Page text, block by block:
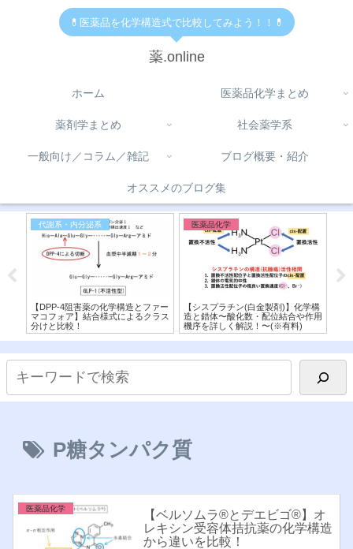
💊医薬品を化学構造式で比較してみよう！！💊
薬.online
ホーム 医薬品化学まとめ
薬剤学まとめ 社会薬学系
一般向け／コラム／雑記 ブログ概要・紹介
オススメのブログ集
代謝系・内分泌系
【DPP-4阻害薬の化学構造とファー
マコフォア】結合様式によるクラス
分けと比較！
医薬品化学
【シスプラチン(白金製剤)】化学構
造と錯体〜酸化数・配位結合や作用
機序を詳しく解説！〜(※有料)
P糖タンパク質
医薬品化学
【ベルソムラ®︎とデエビゴ®︎】オ
レキシン受容体拮抗薬の化学構造
から違いを比較！